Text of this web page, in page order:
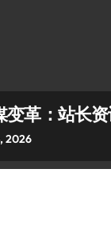
变革：站长
2026